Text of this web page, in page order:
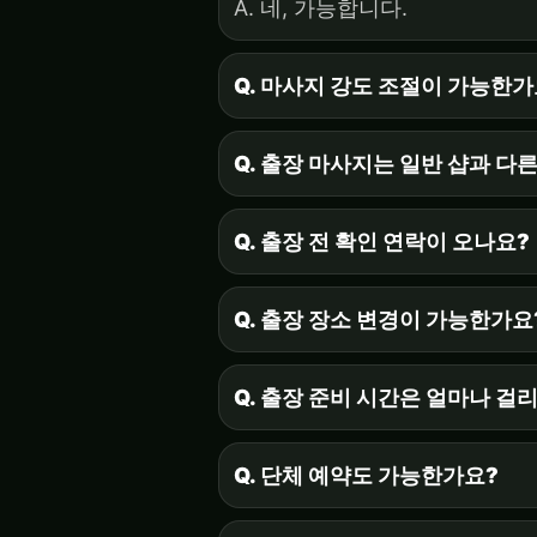
A. 네, 가능합니다.
Q. 마사지 강도 조절이 가능한
Q. 출장 마사지는 일반 샵과 다
Q. 출장 전 확인 연락이 오나요?
Q. 출장 장소 변경이 가능한가
Q. 출장 준비 시간은 얼마나 걸
Q. 단체 예약도 가능한가요?